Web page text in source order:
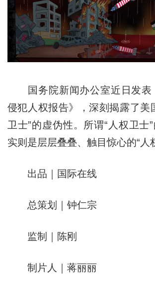
国务院新闻办公室近日发表
侵犯人权报告》，深刻揭露了美
卫士”的虚伪性。所谓“人权卫士
实则是层层叠叠、触目惊心的“人
出品｜国际在线
总策划｜钟仁宗
监制｜陈刚
制片人｜蒋丽丽